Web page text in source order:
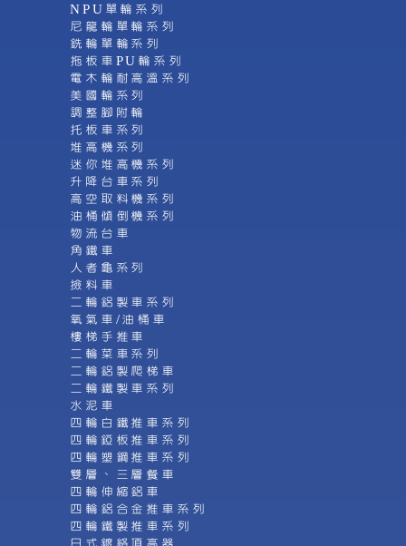
NPU單輪系列
尼龍輪單輪系列
銑輪單輪系列
拖板車PU輪系列
電木輪耐高溫系列
美國輪系列
調整腳附輪
托板車系列
堆高機系列
迷你堆高機系列
升降台車系列
高空取料機系列
油桶傾倒機系列
物流台車
角鐵車
人者龜系列
撿料車
二輪鋁製車系列
氧氣車/油桶車
樓梯手推車
二輪菜車系列
二輪鋁製爬梯車
二輪鐵製車系列
水泥車
四輪白鐵推車系列
四輪錏板推車系列
四輪塑鋼推車系列
雙層、三層餐車
四輪伸縮鋁車
四輪鋁合金推車系列
四輪鐵製推車系列